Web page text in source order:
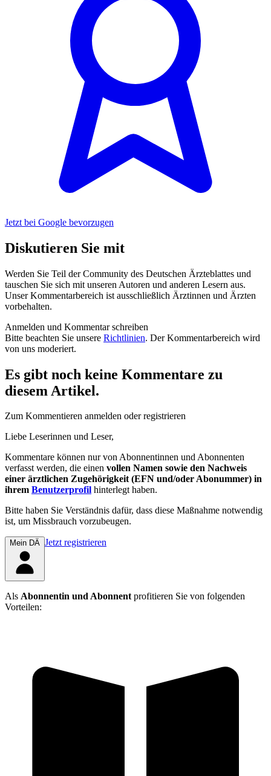
Jetzt bei Google bevorzugen
Diskutieren Sie mit
Werden Sie Teil der Community des Deutschen Ärzteblattes und
tauschen Sie sich mit unseren Autoren und anderen Lesern aus.
Unser Kommentarbereich ist ausschließlich Ärztinnen und Ärzten
vorbehalten.
Anmelden und Kommentar schreiben
Bitte beachten Sie unsere Richtlinien. Der Kommentarbereich wird
von uns moderiert.
Es gibt noch keine Kommentare zu
diesem Artikel.
Zum Kommentieren anmelden oder registrieren
Liebe Leserinnen und Leser,
Kommentare können nur von Abonnentinnen und Abonnenten
verfasst werden, die einen vollen Namen sowie den Nachweis
einer ärztlichen Zugehörigkeit (EFN und/oder Abonummer) in
ihrem Benutzerprofil hinterlegt haben.
Bitte haben Sie Verständnis dafür, dass diese Maßnahme notwendig
ist, um Missbrauch vorzubeugen.
Mein DÄ Jetzt registrieren
Als Abonnentin und Abonnentprofitieren Sie von folgenden
Vorteilen: